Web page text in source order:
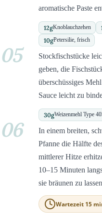
aromatische Paste
12gKnoblauchzehen
10gPetersilie, frisch
05
Stockfischstücke
geben, die
überschüssiges
Sauce leicht zu
30gWeizenmehl Type
06
In einem breiten,
Pfanne die Hälfte
mittlerer Hitze
10–15 Minuten
sie bräunen zu
Wartezeit 15